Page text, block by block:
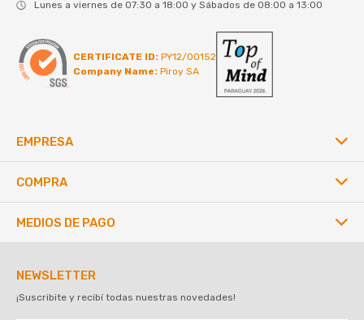
Lunes a viernes de 07:30 a 18:00 y Sábados de 08:00 a 13:00
CERTIFICATE ID: PY12/00152
Company Name: Piroy SA
EMPRESA
COMPRA
NEWSLETTER
¡Suscribite y recibí todas nuestras novedades!
MEDIOS DE PAGO